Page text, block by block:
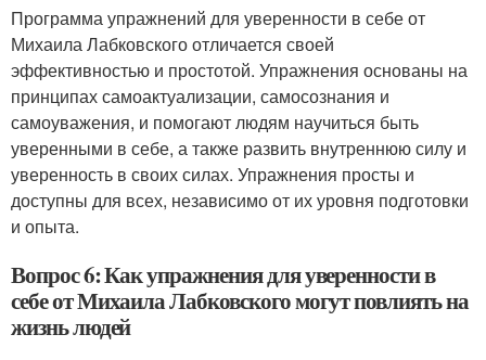
Программа упражнений для уверенности в себе от
Михаила Лабковского отличается своей
эффективностью и простотой. Упражнения основаны на
принципах самоактуализации, самосознания и
самоуважения, и помогают людям научиться быть
уверенными в себе, а также развить внутреннюю силу и
уверенность в своих силах. Упражнения просты и
доступны для всех, независимо от их уровня подготовки
и опыта.
Вопрос 6: Как упражнения для уверенности в
себе от Михаила Лабковского могут повлиять на
жизнь людей